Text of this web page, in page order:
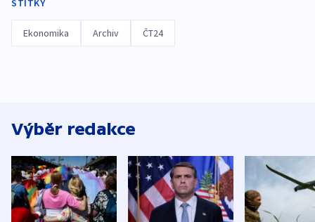
ŠTÍTKY
Ekonomika Archiv ČT24
Výběr redakce